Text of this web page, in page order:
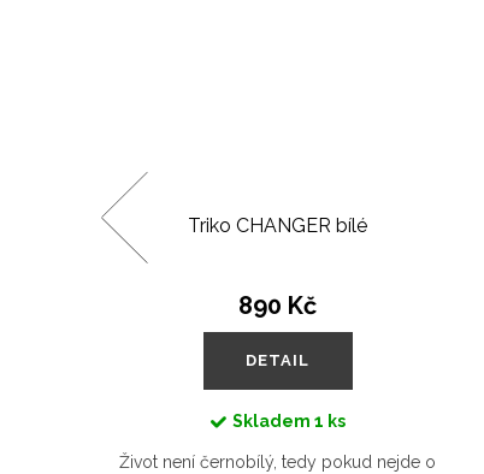
Triko CHANGER bílé
890 Kč
DETAIL
Skladem 1 ks
Život není černobílý, tedy pokud nejde o